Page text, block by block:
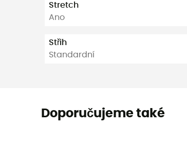
Stretch
Ano
Střih
Standardní
Doporučujeme také